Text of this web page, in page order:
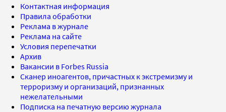
Контактная информация
Правила обработки
Реклама в журнале
Реклама на сайте
Условия перепечатки
Архив
Вакансии в Forbes Russia
Сканер иноагентов, причастных к экстремизму и
терроризму и организаций, признанных
нежелательными
Подписка на печатную версию журнала